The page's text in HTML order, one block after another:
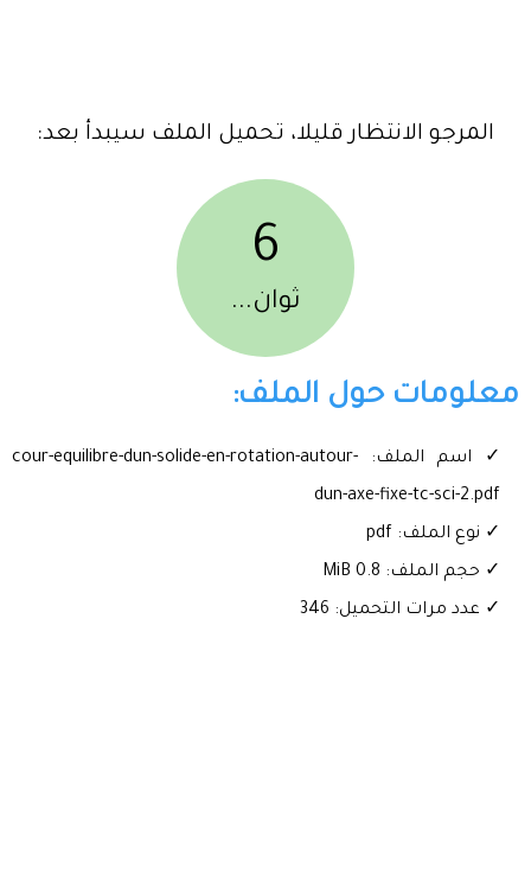
المرجو الانتظار قليلا، تحميل الملف سيبدأ بعد:
6
ثوان...
معلومات حول الملف:
✓ اسم الملف: cour-equilibre-dun-solide-en-rotation-autour-
dun-axe-fixe-tc-sci-2.pdf
✓ نوع الملف: pdf
✓ حجم الملف: 0.8 MiB
✓ عدد مرات التحميل: 346